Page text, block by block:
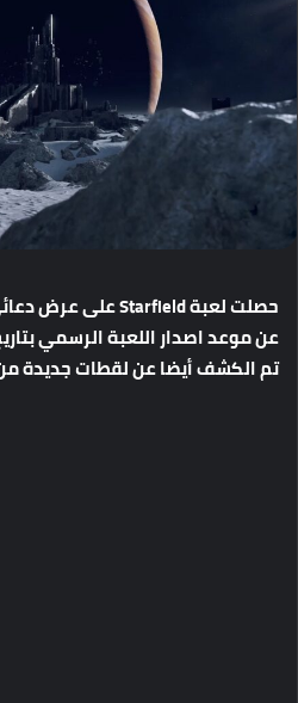
حصلتلعبة علىعرض
عنموعداصداراللعبةالرسمي
تمالكشف أيضاعنلقطاتجديدة